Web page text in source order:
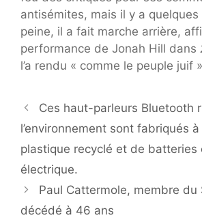
antisémites, mais il y a quelques
peine, il a fait marche arrière,
performance de Jonah Hill dans
l’a rendu « comme le peuple juif
Ces haut-parleurs Bluetooth
l’environnement sont fabriqués
plastique recyclé et de batteries
électrique.
Paul Cattermole, membre du
décédé à 46 ans